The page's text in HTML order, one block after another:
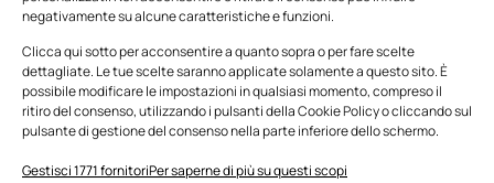
negativamente su alcune caratteristiche e funzioni.
Clicca qui sotto per acconsentire a quanto sopra o per fare scelte
dettagliate. Le tue scelte saranno applicate solamente a questo sito. È
possibile modificare le impostazioni in qualsiasi momento, compreso il
ritiro del consenso, utilizzando i pulsanti della Cookie Policy o cliccando sul
pulsante di gestione del consenso nella parte inferiore dello schermo.
Gestisci 1771 fornitoriPer saperne di più su questi scopi
n.5 - Giugno 2026 n.4 - Maggio 2026
Edicola Web
Notizie da Meccanicanews
I nanonastri di grafene come potenziali sensori per i